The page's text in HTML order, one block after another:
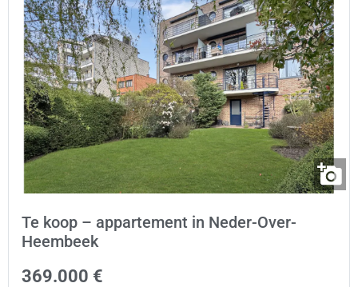
Te koop – appartement in Neder-Over-
Heembeek
369.000 €